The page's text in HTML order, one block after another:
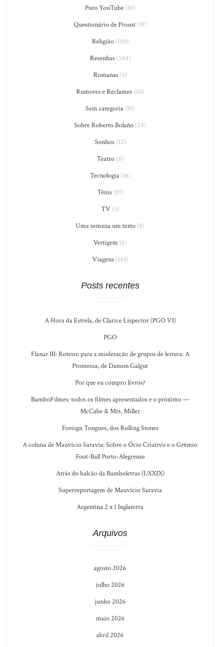
Puro YouTube (10)
Questionário de Proust(19)
Religião(150)
Resenhas(504)
Romanas(4)
Rumores e Reclames (30)
Sem categoria (10)
Sobre Roberto Bolaño (24)
Sonhos(12)
Teatro (8)
Tecnologia(16)
Tênis(19)
TV (3)
Uma semana um texto (8)
Vertigem (6)
Viagens(143)
Posts recentes
A Hora da Estrela, de Clarice Lispector (PGO VI)
PGO
Flanar III: Roteiro para a moderação de grupos de leitura: A
Promessa, de Damon Galgut
Por que eu compro livros?
BamboFilmes: todos os filmes apresentados e o próximo —
McCabe & Mrs. Miller
Foreign Tongues, dos Rolling Stones
A coluna de Mauvício Saravia: Sobre o Ócio Criativo e o Grêmio
Foot-Ball Porto-Alegrense
Atrás do balcão da Bamboletras (LXXIX)
Superreportagem de Mauvício Saravia
Argentina 2 x 1 Inglaterra
Arquivos
agosto 2026
julho 2026
junho 2026
maio 2026
abril 2026